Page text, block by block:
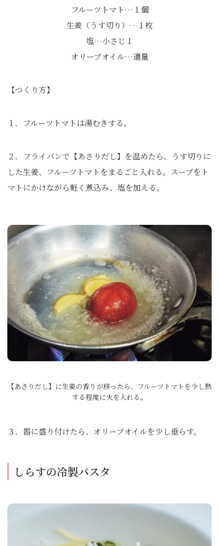
フルーツトマト…１個
生姜（うす切り）…１枚
塩…小さじ１
オリーブオイル…適量
【つくり方】
１．フルーツトマトは湯むきする。
２．フライパンで【あさりだし】を温めたら、うす切りに
した生姜、フルーツトマトをまるごと入れる。スープをト
マトにかけながら軽く煮込み、塩を加える。
【あさりだし】に生姜の香りが移ったら、フルーツトマトを少し熱
する程度に火を入れる。
３．器に盛り付けたら、オリーブオイルを少し垂らす。
しらすの冷製パスタ